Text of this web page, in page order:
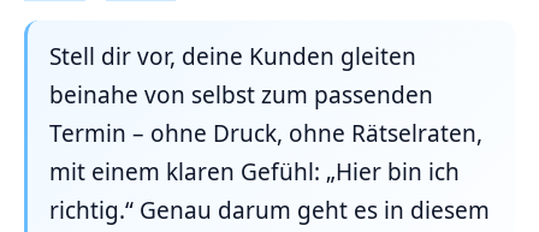
Stell dir vor, deine Kunden gleiten
beinahe von selbst zum passenden
Termin – ohne Druck, ohne Rätselraten,
mit einem klaren Gefühl: „Hier bin ich
richtig.“ Genau darum geht es in diesem